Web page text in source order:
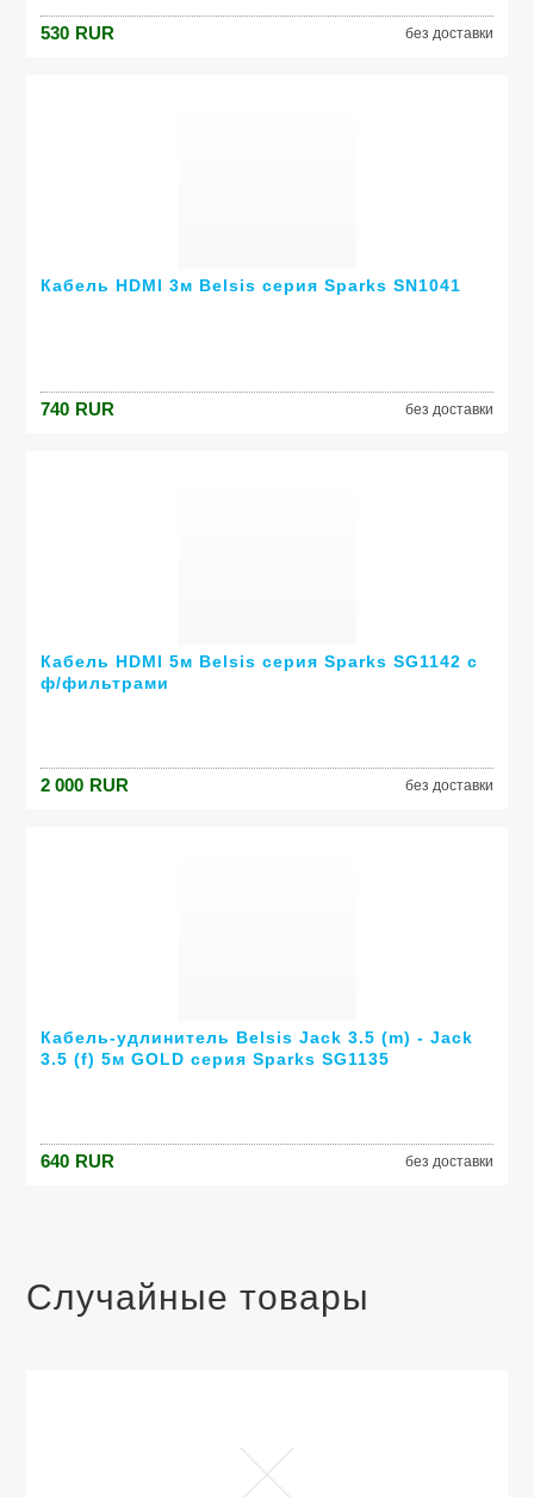
530 RUR без доставки
Кабель HDMI 3м Belsis серия Sparks SN1041
740 RUR без доставки
Кабель HDMI 5м Belsis серия Sparks SG1142 с
ф/фильтрами
2 000 RUR без доставки
Кабель-удлинитель Belsis Jack 3.5 (m) - Jack
3.5 (f) 5м GOLD серия Sparks SG1135
640 RUR без доставки
Случайные товары